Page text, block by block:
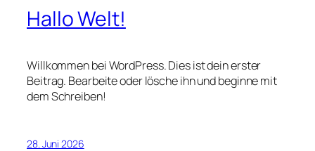
Hallo Welt!
Willkommen bei WordPress. Dies ist dein erster
Beitrag. Bearbeite oder lösche ihn und beginne mit
dem Schreiben!
28. Juni 2026